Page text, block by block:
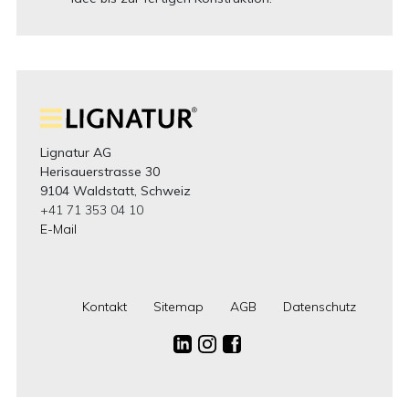
Lignatur AG
Herisauerstrasse 30
9104 Waldstatt, Schweiz
+41 71 353 04 10
E-Mail
Kontakt Sitemap AGB Datenschutz